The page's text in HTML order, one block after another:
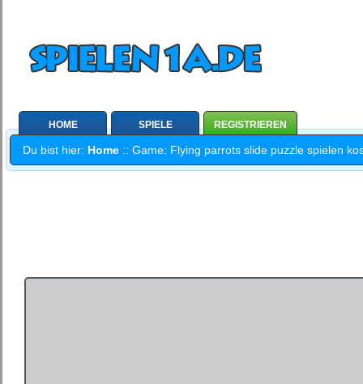
Du bist hier: Home :: Game: Flying parrots slide puzzle spielen
HOME SPIELE REGISTRIEREN